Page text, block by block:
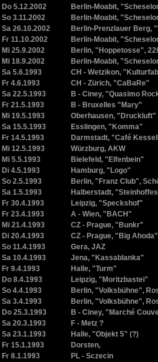
Do 5.12.2002
Berlin-Moabit,
So 3.11.2002
Berlin-Moabit,
Sa 26.10.2002
Berlin-Prenzlauer Berg,
Fr 11.10.2002
Berlin-Moabit,
Mi 25.9.2002
Berlin, "Hoppetosse",
Mi 18.9.2002
Berlin-Moabit,
Sa 5.6.1993
CH - Wetzikon,
Fr 4.6.1993
CH - Zürich, "CaBaRe"
Sa 22.5.1993
B - Ciney, "Quasimo
Fr 21.5.1993
B - Bruxelles "Mary"
Mi 19.5.1993
Oberhausen, "Druckluft"
Sa 15.5.1993
Esslingen, "Komma"
Fr 14.5.1993
Darmstadt, "Café
Mi 12.5.1993
Würzburg, AKW
Mi 5.5.1993
Bielefeld, "Elfenbein"
Di 4.5.1993
Hamburg, "Logo"
So 2.5.1993
Berlin, "Franz Club",
Sa 1.5.1993
Halberstadt,
Fr 30.4.1993
Leipzig, "Speckshof"
Fr 23.4.1993
A - Wien, "BACH"
Mi 21.4.1993
CZ - Prague, "Bunkr"
Di 20.4.1993
CZ - Prague, "Big Ahoda"
So 11.4.1993
Gera, JAZ
Sa 10.4.1993
Jena, "Kassablanka"
Fr 9.4.1993
Halle, "Turm"
Do 8.4.1993
Leipzig, "Moritzbastei"
So 4.4.1993
Berlin, "Volksbühne",
Sa 3.4.1993
Berlin, "Volksbühne",
Do 25.3.1993
B - Ciney, "Marché
Sa 20.3.1993
F - Metz ?
Sa 23.1.1993
Halle, "Objekt 5" (?)
Fr 15.1.1993
Dorsten,
Fr 8.1.1993
PL - Sczecin